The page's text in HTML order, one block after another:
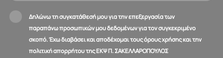
Δηλώνω τη συγκατάθεσή μου για την επεξεργασία των
παραπάνω προσωπικών μου δεδομένων για τον συγκεκριμένο
σκοπό. Έχω διαβάσει και αποδέχομαι τους όρους χρήσης και την
πολιτική απορρήτου της ΕΚΨ Π. ΣΑΚΕΛΛΑΡΟΠΟΥΛΟΣ